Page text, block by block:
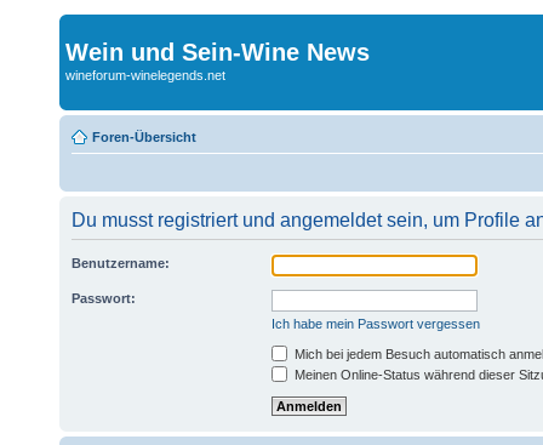
Wein und Sein-Wine News
wineforum-winelegends.net
Foren-Übersicht
Du musst registriert und angemeldet sein, um Profile
Benutzername:
Passwort:
Ich habe mein Passwort vergessen
Mich bei jedem Besuch automatisch
Meinen Online-Status während dieser